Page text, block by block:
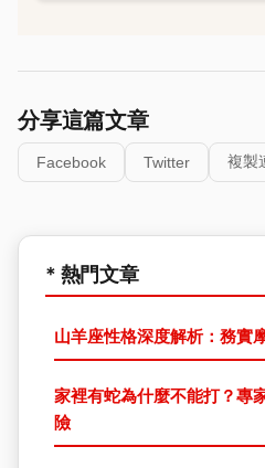
分享這篇文章
Facebook Twitter 複製
* 熱門文章
山羊座性格深度解析：務實
家裡有蛇為什麼不能打？專
險